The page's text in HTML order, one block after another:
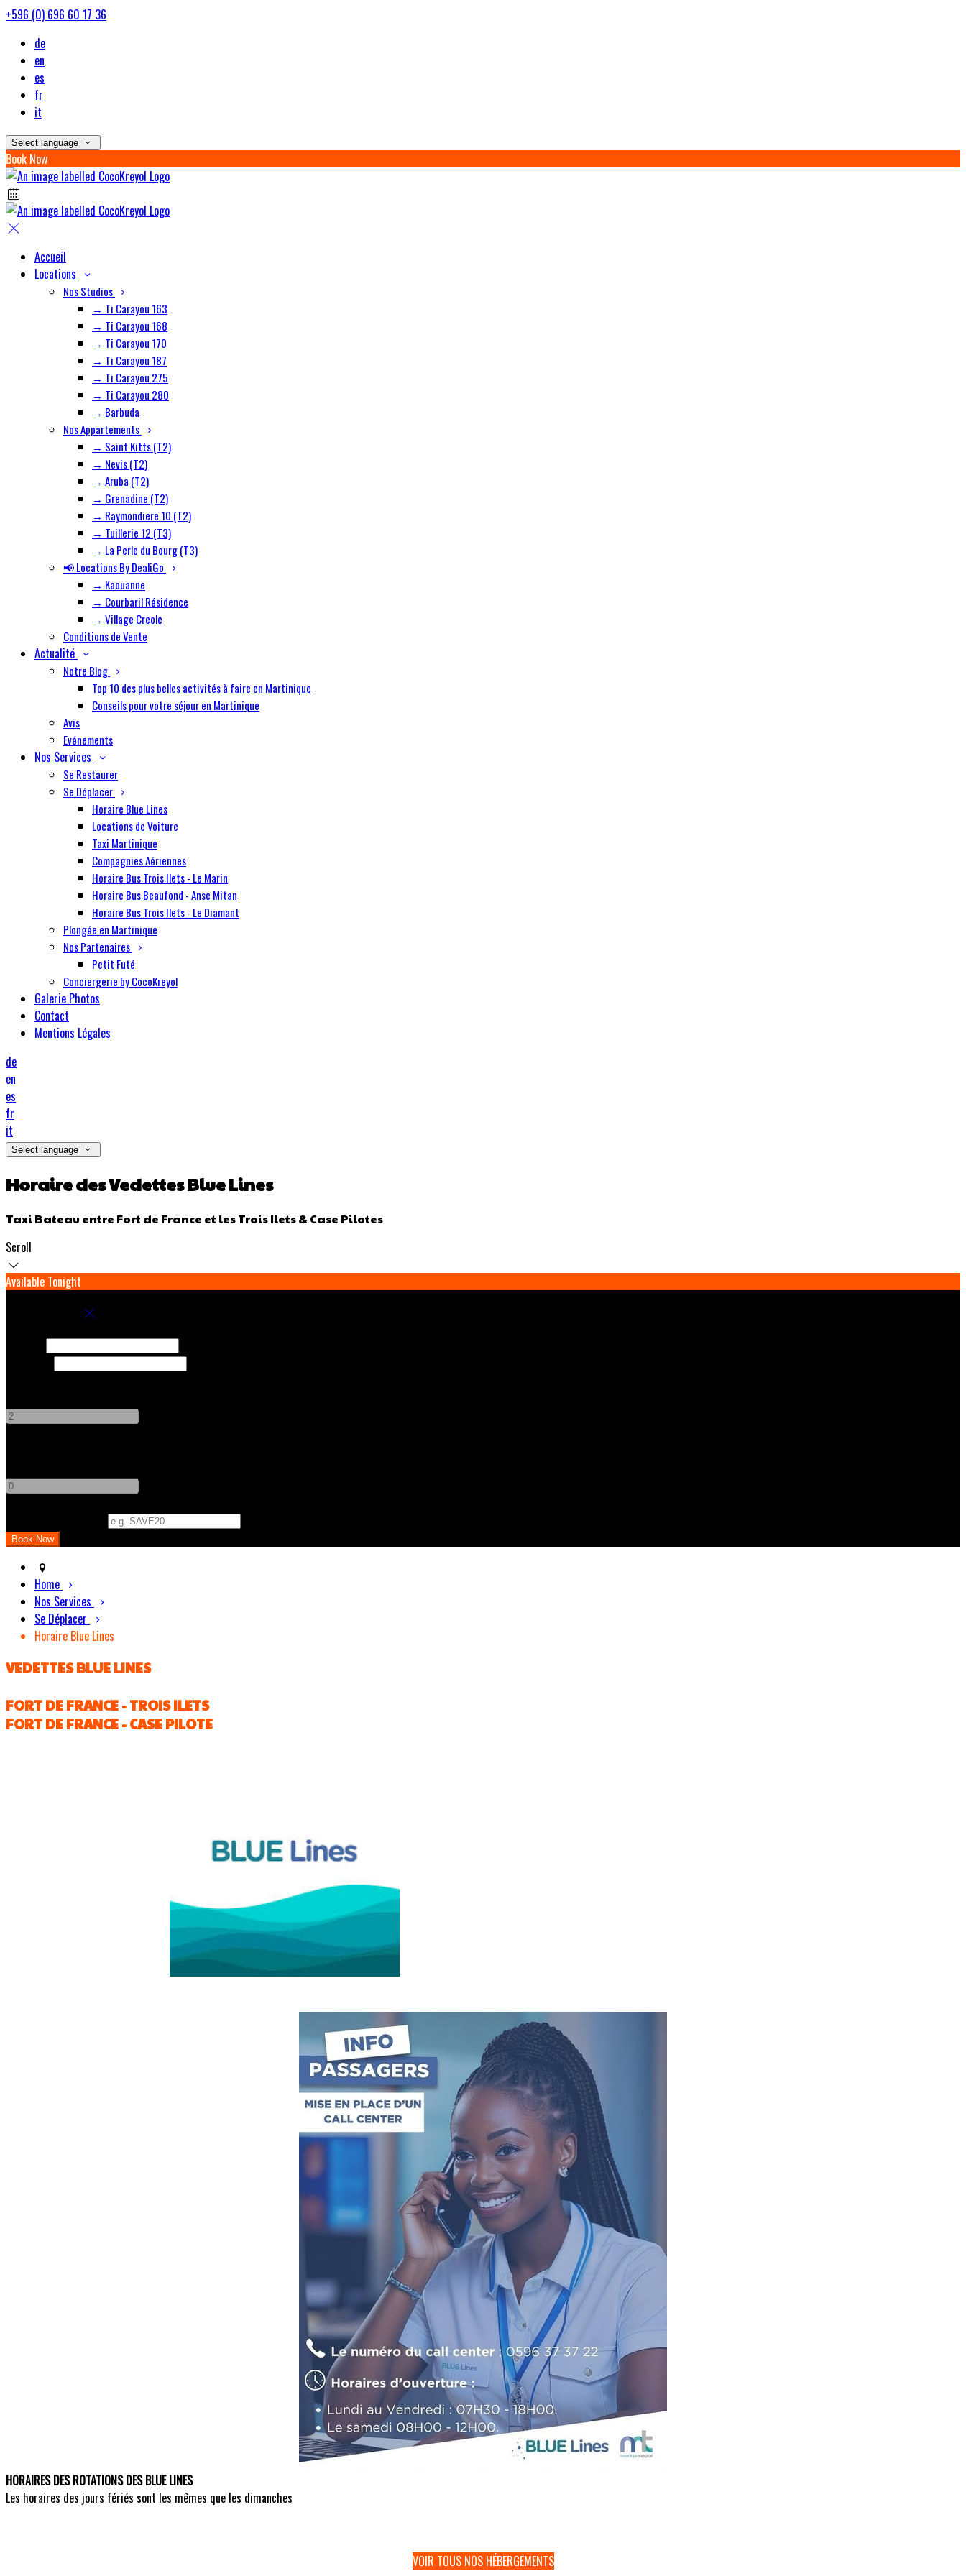
+596 (0) 696 60 17 36
de
en
es
fr
it
Select language
Book Now
Accueil
Locations
Nos Studios
→ Ti Carayou 163
→ Ti Carayou 168
→ Ti Carayou 170
→ Ti Carayou 187
→ Ti Carayou 275
→ Ti Carayou 280
→ Barbuda
Nos Appartements
→ Saint Kitts (T2)
→ Nevis (T2)
→ Aruba (T2)
→ Grenadine (T2)
→ Raymondiere 10 (T2)
→ Tuillerie 12 (T3)
→ La Perle du Bourg (T3)
📢 Locations By DealiGo
→ Kaouanne
→ Courbaril Résidence
→ Village Creole
Conditions de Vente
Actualité
Notre Blog
Top 10 des plus belles activités à faire en Martinique
Conseils pour votre séjour en Martinique
Avis
Evénements
Nos Services
Se Restaurer
Se Déplacer
Horaire Blue Lines
Locations de Voiture
Taxi Martinique
Compagnies Aériennes
Horaire Bus Trois Ilets - Le Marin
Horaire Bus Beaufond - Anse Mitan
Horaire Bus Trois Ilets - Le Diamant
Plongée en Martinique
Nos Partenaires
Petit Futé
Conciergerie by CocoKreyol
Galerie Photos
Contact
Mentions Légales
de
en
es
fr
it
Select language
Horaire des Vedettes Blue Lines
Taxi Bateau entre Fort de France et les Trois Ilets & Case Pilotes
Scroll
Available Tonight
Home
Nos Services
Se Déplacer
Horaire Blue Lines
VEDETTES BLUE LINES
FORT DE FRANCE - TROIS ILETS
FORT DE FRANCE - CASE PILOTE
HORAIRES DES ROTATIONS DES BLUE LINES
Les horaires des jours fériés sont les mêmes que les dimanches
VOIR TOUS NOS HÉBERGEMENTS